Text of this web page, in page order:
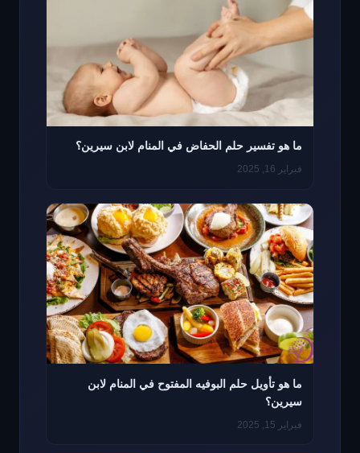
ما هو تفسير حلم الحفاض في المنام لابن سيرين؟
فبراير 16, 2025
ما هو تأويل حلم البوفيه المفتوح في المنام لابن
سيرين؟
فبراير 15, 2025